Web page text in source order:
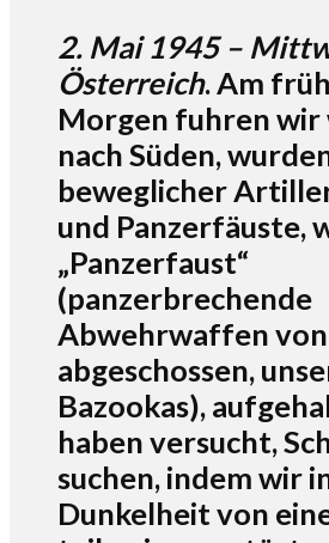
2. Mai 1945 –
Österreich. Am
Morgen fuhren
nach Süden,
beweglicher
und Panzerfäuste,
„Panzerfaust“
(panzerbrechende
Abwehrwaffen
abgeschossen,
Bazookas),
haben versucht,
suchen, indem wir
Dunkelheit von